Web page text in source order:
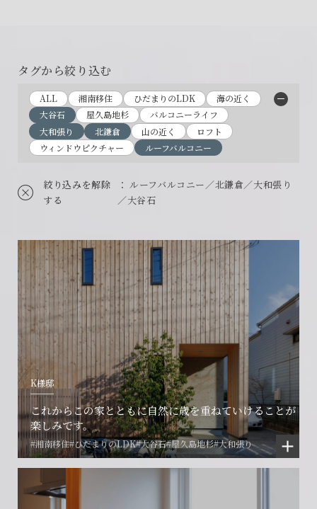
タグから絞り込む
ALL 湘南移住 ひだまりのLDK
海の近く
大谷石
屋久島地杉
バルコニーライフ
大和張り
北鎌倉 山の近く
ロフト
ウィンドウピクチャー
ルーフバルコニー
絞り込みを解除
する
： ルーフバルコニー／北鎌倉／大和張り
／大谷石
K様邸
これからこの家とともに自然に歳を重ねていけることが
楽しみです。
#湘南移住#ひだまりのLDK#大谷石#屋久島地杉#大和張り